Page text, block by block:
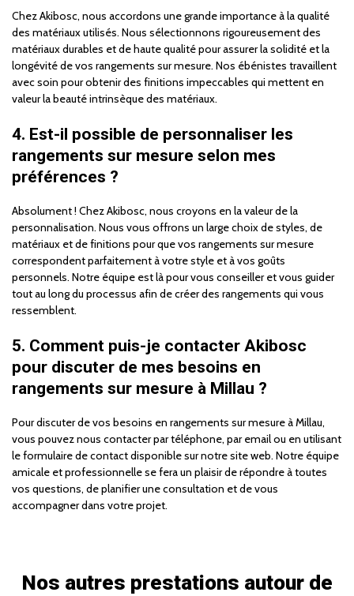
Chez Akibosc, nous accordons une grande importance à la qualité
des matériaux utilisés. Nous sélectionnons rigoureusement des
matériaux durables et de haute qualité pour assurer la solidité et la
longévité de vos rangements sur mesure. Nos ébénistes travaillent
avec soin pour obtenir des finitions impeccables qui mettent en
valeur la beauté intrinsèque des matériaux.
4. Est-il possible de personnaliser les
rangements sur mesure selon mes
préférences ?
Absolument ! Chez Akibosc, nous croyons en la valeur de la
personnalisation. Nous vous offrons un large choix de styles, de
matériaux et de finitions pour que vos rangements sur mesure
correspondent parfaitement à votre style et à vos goûts
personnels. Notre équipe est là pour vous conseiller et vous guider
tout au long du processus afin de créer des rangements qui vous
ressemblent.
5. Comment puis-je contacter Akibosc
pour discuter de mes besoins en
rangements sur mesure à Millau ?
Pour discuter de vos besoins en rangements sur mesure à Millau,
vous pouvez nous contacter par téléphone, par email ou en utilisant
le formulaire de contact disponible sur notre site web. Notre équipe
amicale et professionnelle se fera un plaisir de répondre à toutes
vos questions, de planifier une consultation et de vous
accompagner dans votre projet.
Nos autres prestations autour de